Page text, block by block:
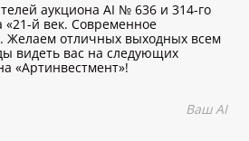
аукциона AI № 636 и 314-го
«21-й век. Современное
Желаем отличных выходных всем
видеть вас на следующих
«Артинвестмент»!
Ваш AI